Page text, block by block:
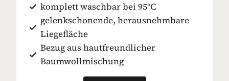
komplett waschbar bei 95°C
gelenkschonende, herausnehmbare
Liegefläche
Bezug aus hautfreundlicher
Baumwollmischung